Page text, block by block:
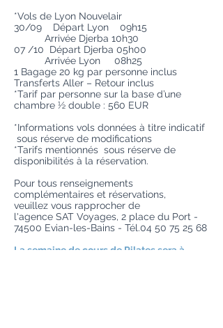
*Vols de Lyon Nouvelair
30/09 Départ Lyon 09h15
Arrivée Djerba 10h30
07 /10 Départ Djerba 05h00
Arrivée Lyon 08h25
1 Bagage 20 kg par personne inclus
Transferts Aller – Retour inclus
*Tarif par personne sur la base d’une
chambre ½ double : 560 EUR
*Informations vols données à titre indicatif
sous réserve de modifications
*Tarifs mentionnés sous réserve de
disponibilités à la réservation.
Pour tous renseignements
complémentaires et réservations,
veuillez vous rapprocher de
l'agence SAT Voyages, 2 place du Port -
74500 Evian-les-Bains - Tél.04 50 75 25 68
La semaine de cours de Pilates sera à